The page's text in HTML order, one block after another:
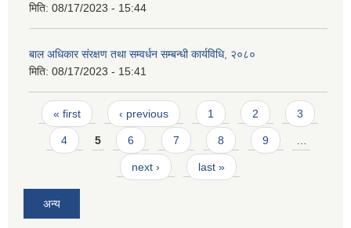
मिति: 08/17/2023 - 15:44
बाल अधिकार संरक्षण तथा सम्वर्धन सम्बन्धी कार्यविधि, २०८०
मिति: 08/17/2023 - 15:41
Pages
« first ‹ previous 1 2 3
4 5 6 7 8 9 …
next › last »
अन्य